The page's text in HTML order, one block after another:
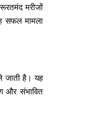
मरीजों
सफल मामला
जाती है। यह
और संभावित